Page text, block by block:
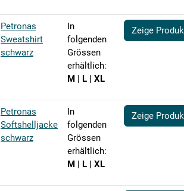
Petronas
Sweatshirt
schwarz
In
folgenden
Grössen
erhältlich:
M | L | XL
Zeige
Petronas
Softshelljacke
schwarz
In
folgenden
Grössen
erhältlich:
M | L | XL
Zeige